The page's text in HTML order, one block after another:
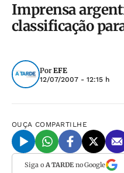
Imprensa
classificação
Por EFE
12/07/2007 - 12:15 h
OUÇA COMPARTILHE
Siga o A TARDEno Google